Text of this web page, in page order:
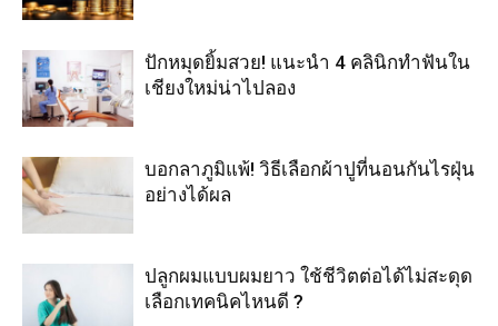
ปักหมุดยิ้มสวย! แนะนำ 4 คลินิกทำฟันใน
เชียงใหม่น่าไปลอง
บอกลาภูมิแพ้! วิธีเลือกผ้าปูที่นอนกันไรฝุ่น
อย่างได้ผล
ปลูกผมแบบผมยาว ใช้ชีวิตต่อได้ไม่สะดุด
เลือกเทคนิคไหนดี ?